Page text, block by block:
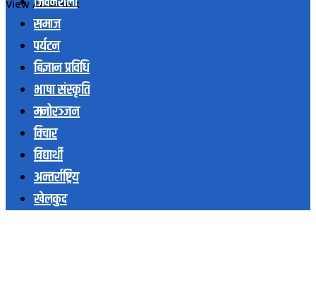
View All Result
समाज
पर्यटन
बिज्ञान प्रविधि
भाषा संस्कृति
मनोरञ्जन
विचार
विद्यार्थी
अन्तर्राष्ट्रिय
खेलकुद